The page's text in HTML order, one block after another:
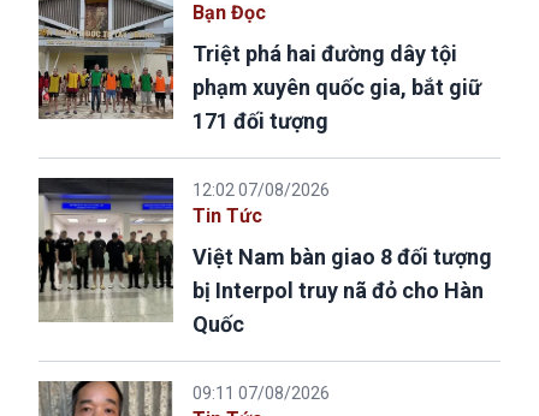
Bạn Đọc
Triệt phá hai đường dây tội
phạm xuyên quốc gia, bắt giữ
171 đối tượng
12:02 07/08/2026
Tin Tức
Việt Nam bàn giao 8 đối tượng
bị Interpol truy nã đỏ cho Hàn
Quốc
09:11 07/08/2026